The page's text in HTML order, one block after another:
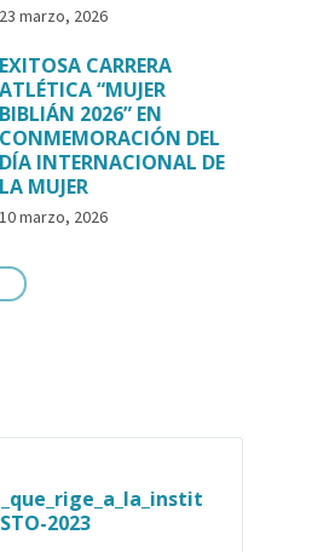
23 marzo, 2026
EXITOSA CARRERA
ATLÉTICA “MUJER
BIBLIÁN 2026” EN
CONMEMORACIÓN DEL
DÍA INTERNACIONAL DE
LA MUJER
10 marzo, 2026
2023